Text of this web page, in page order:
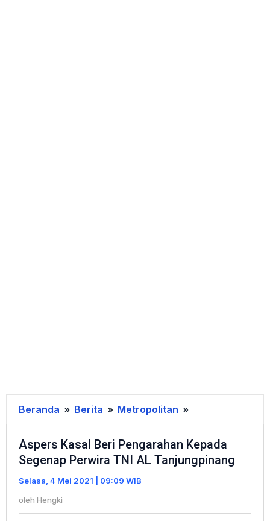
Beranda » Berita » Metropolitan »
Kasal
Beri
Pengarahan
Perwira
Aspers Kasal Beri Pengarahan Kepada
Segenap Perwira TNI AL Tanjungpinang
Selasa, 4 Mei 2021 | 09:09 WIB
oleh Hengki